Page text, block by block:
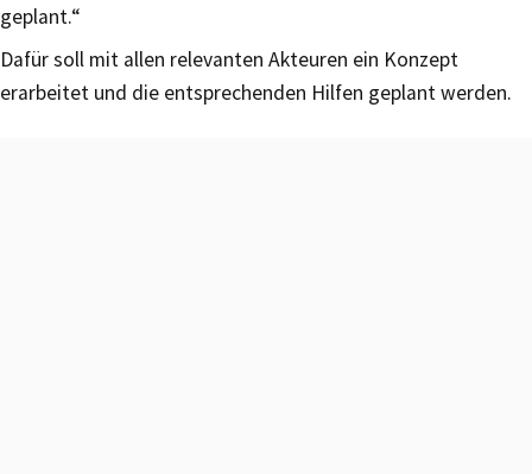
geplant.“
Dafür soll mit allen relevanten Akteuren ein Konzept
erarbeitet und die entsprechenden Hilfen geplant werden.